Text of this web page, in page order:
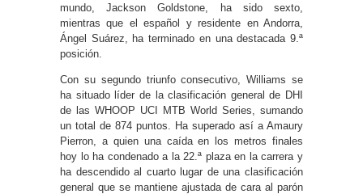
mundo, Jackson Goldstone, ha sido sexto,
mientras que el español y residente en Andorra,
Ángel Suárez, ha terminado en una destacada 9.ª
posición.
Con su segundo triunfo consecutivo, Williams se
ha situado líder de la clasificación general de DHI
de las WHOOP UCI MTB World Series, sumando
un total de 874 puntos. Ha superado así a Amaury
Pierron, a quien una caída en los metros finales
hoy lo ha condenado a la 22.ª plaza en la carrera y
ha descendido al cuarto lugar de una clasificación
general que se mantiene ajustada de cara al parón